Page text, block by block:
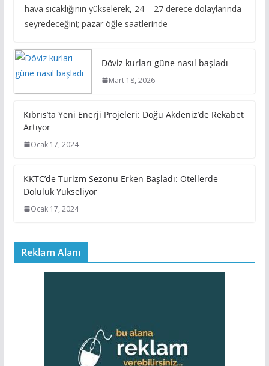
hava sıcaklığının yükselerek, 24 – 27 derece dolaylarında
seyredeceğini; pazar öğle saatlerinde
Döviz kurları güne nasıl başladı
Mart 18, 2026
Kıbrıs’ta Yeni Enerji Projeleri: Doğu Akdeniz’de Rekabet
Artıyor
Ocak 17, 2024
KKTC’de Turizm Sezonu Erken Başladı: Otellerde
Doluluk Yükseliyor
Ocak 17, 2024
Reklam Alanı